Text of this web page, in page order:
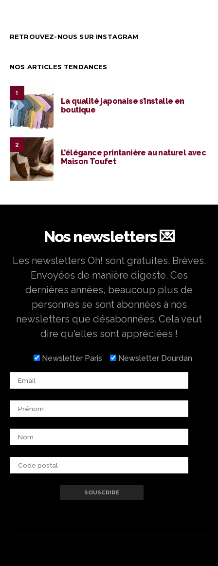
RETROUVEZ-NOUS SUR INSTAGRAM
NOS ARTICLES TENDANCES
1
La qualité japonaise s’installe en
boutique
2
L’élégance printanière au naturel avec
Maison Toufet
Nos newsletters 💌
Les newsletters Oh! sont gratuites. Brèves.
Envoyées de manière digeste. Ces
dernières années, beaucoup plus de
personnes se sont abonnées à nos
newsletters que désabonnées. Cela veut
dire qu'elles sont appréciées !
Newsletter Paris Newsletter Dourdan